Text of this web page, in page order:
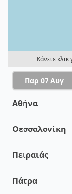
Κάνετε
Παρ 07 Αυγ
Αθήνα
Θεσσαλονίκη
Πειραιάς
Πάτρα